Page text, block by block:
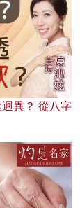
異？ 從八字